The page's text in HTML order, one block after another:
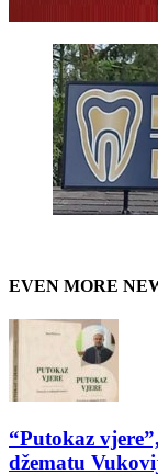
EVEN MORE
“Putokaz
džematu